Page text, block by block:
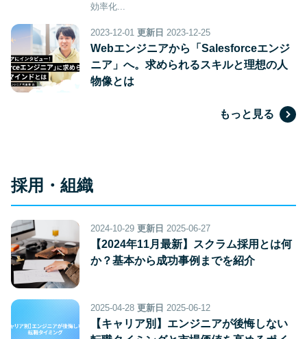
効率化...
2023-12-01 更新日 2023-12-25
Webエンジニアから「Salesforceエンジ
ニア」へ。求められるスキルと理想の人
物像とは
もっと見る
採用・組織
2024-10-29 更新日 2025-06-27
【2024年11月最新】スクラム採用とは何
か？基本から成功事例までを紹介
2025-04-28 更新日 2025-06-12
【キャリア別】エンジニアが後悔しない